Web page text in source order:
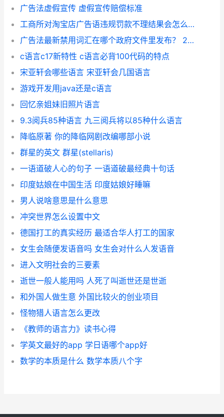
广告法虚假宣传 虚假宣传赔偿标准
工商所对淘宝店广告语违规罚款不理结果会怎么样？ 店铺被举报工商广告法
广告法最新禁用词汇在哪个政府文件里发布？ 2019广告法禁用词汇
c语言c17新特性 c语言必背100代码的特点
宋亚轩会哪些语言 宋亚轩会几国语言
游戏开发用java还是c语言
回忆亲姐妹旧照片语言
9.3阅兵85种语言 九三阅兵将以85种什么语言
降临原著 你的降临网剧改编哪部小说
群星的英文 群星(stellaris)
一语道破人心的句子 一语道破最经典十句话
印度姑娘在中国生活 印度姑娘好睡嘛
男人说啥意思是什么意思
冲突世界怎么设置中文
德国打工的真实经历 最适合华人打工的国家
女生会随便发语音吗 女生会对什么人发语音
进入文明社会的三要素
逝世一般人能用吗 人死了叫逝世还是世逝
和外国人做生意 外国比较火的创业项目
怪物猎人语言怎么更改
《教师的语言力》读书心得
学英文最好的app 学日语哪个app好
数学的本质是什么 数学本质八个字